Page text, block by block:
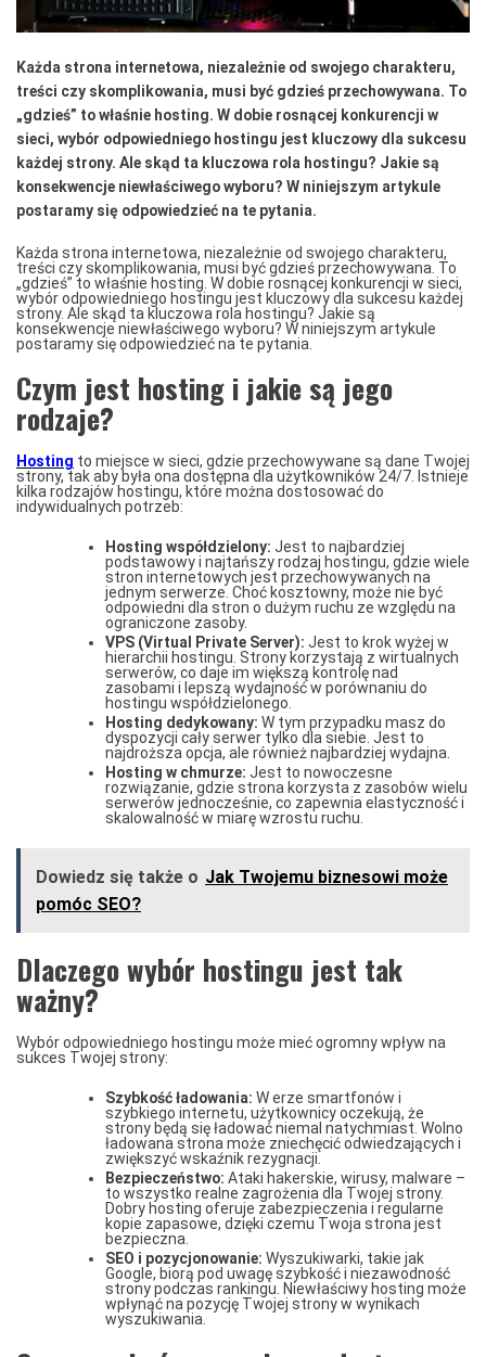
Każda strona internetowa, niezależnie od swojego charakteru,
treści czy skomplikowania, musi być gdzieś przechowywana. To
„gdzieś” to właśnie hosting. W dobie rosnącej konkurencji w
sieci, wybór odpowiedniego hostingu jest kluczowy dla sukcesu
każdej strony. Ale skąd ta kluczowa rola hostingu? Jakie są
konsekwencje niewłaściwego wyboru? W niniejszym artykule
postaramy się odpowiedzieć na te pytania.
Każda strona internetowa, niezależnie od swojego charakteru,
treści czy skomplikowania, musi być gdzieś przechowywana. To
„gdzieś” to właśnie hosting. W dobie rosnącej konkurencji w sieci,
wybór odpowiedniego hostingu jest kluczowy dla sukcesu każdej
strony. Ale skąd ta kluczowa rola hostingu? Jakie są
konsekwencje niewłaściwego wyboru? W niniejszym artykule
postaramy się odpowiedzieć na te pytania.
Czym jest hosting i jakie są jego
rodzaje?
Hosting to miejsce w sieci, gdzie przechowywane są dane Twojej
strony, tak aby była ona dostępna dla użytkowników 24/7. Istnieje
kilka rodzajów hostingu, które można dostosować do
indywidualnych potrzeb:
Hosting współdzielony: Jest to najbardziej
podstawowy i najtańszy rodzaj hostingu, gdzie wiele
stron internetowych jest przechowywanych na
jednym serwerze. Choć kosztowny, może nie być
odpowiedni dla stron o dużym ruchu ze względu na
ograniczone zasoby.
VPS (Virtual Private Server): Jest to krok wyżej w
hierarchii hostingu. Strony korzystają z wirtualnych
serwerów, co daje im większą kontrolę nad
zasobami i lepszą wydajność w porównaniu do
hostingu współdzielonego.
Hosting dedykowany: W tym przypadku masz do
dyspozycji cały serwer tylko dla siebie. Jest to
najdroższa opcja, ale również najbardziej wydajna.
Hosting w chmurze: Jest to nowoczesne
rozwiązanie, gdzie strona korzysta z zasobów wielu
serwerów jednocześnie, co zapewnia elastyczność i
skalowalność w miarę wzrostu ruchu.
Dowiedz się także o Jak Twojemu biznesowi może
pomóc SEO?
Dlaczego wybór hostingu jest tak
ważny?
Wybór odpowiedniego hostingu może mieć ogromny wpływ na
sukces Twojej strony:
Szybkość ładowania: W erze smartfonów i
szybkiego internetu, użytkownicy oczekują, że
strony będą się ładować niemal natychmiast. Wolno
ładowana strona może zniechęcić odwiedzających i
zwiększyć wskaźnik rezygnacji.
Bezpieczeństwo: Ataki hakerskie, wirusy, malware –
to wszystko realne zagrożenia dla Twojej strony.
Dobry hosting oferuje zabezpieczenia i regularne
kopie zapasowe, dzięki czemu Twoja strona jest
bezpieczna.
SEO i pozycjonowanie: Wyszukiwarki, takie jak
Google, biorą pod uwagę szybkość i niezawodność
strony podczas rankingu. Niewłaściwy hosting może
wpłynąć na pozycję Twojej strony w wynikach
wyszukiwania.